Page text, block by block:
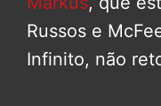
Russos e
Infinito, não